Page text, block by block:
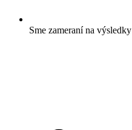
Sme zameraní na výsledky